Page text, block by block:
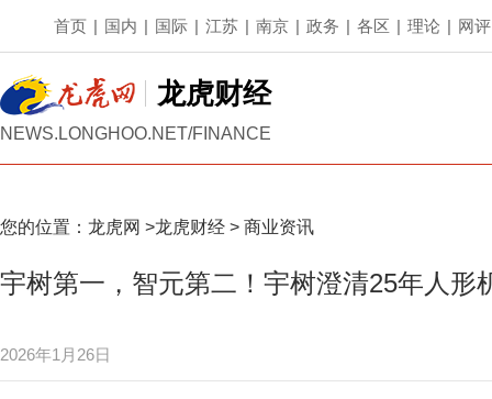
首页 | 国内 | 国际 | 江苏 | 南京 | 政务 | 各区 | 理论 | 网评
龙虎财经
NEWS.LONGHOO.NET/FINANCE
您的位置： 龙虎网 >龙虎财经 > 商业资讯
宇树第一，智元第二！宇树澄清25年人形
2026年1月26日